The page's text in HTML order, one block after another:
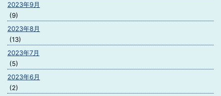
2023年9月
(9)
2023年8月
(13)
2023年7月
(5)
2023年6月
(2)